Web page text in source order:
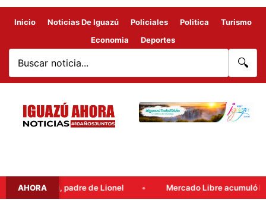
Inicio Noticias De Iguazú Policiales Politica
Turismo
Economia
Deportes
🔍
AHORA
Messi, padre de Lionel Mercado Libre acumuló